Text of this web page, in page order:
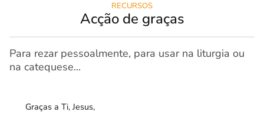
RECURSOS
Acção de graças
Para rezar pessoalmente, para usar na liturgia ou
na catequese...
Graças a Ti, Jesus,